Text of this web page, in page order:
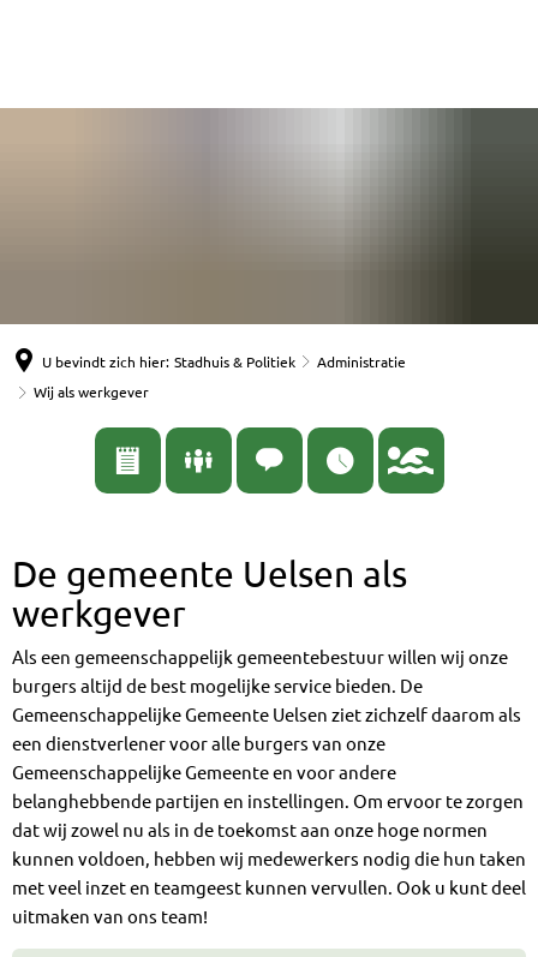
U bevindt zich hier: Stadhuis & Politiek
Administratie
Wij als werkgever
De gemeente Uelsen als
werkgever
Als een gemeenschappelijk gemeentebestuur willen wij onze
burgers altijd de best mogelijke service bieden. De
Gemeenschappelijke Gemeente Uelsen ziet zichzelf daarom als
een dienstverlener voor alle burgers van onze
Gemeenschappelijke Gemeente en voor andere
belanghebbende partijen en instellingen. Om ervoor te zorgen
dat wij zowel nu als in de toekomst aan onze hoge normen
kunnen voldoen, hebben wij medewerkers nodig die hun taken
met veel inzet en teamgeest kunnen vervullen. Ook u kunt deel
uitmaken van ons team!